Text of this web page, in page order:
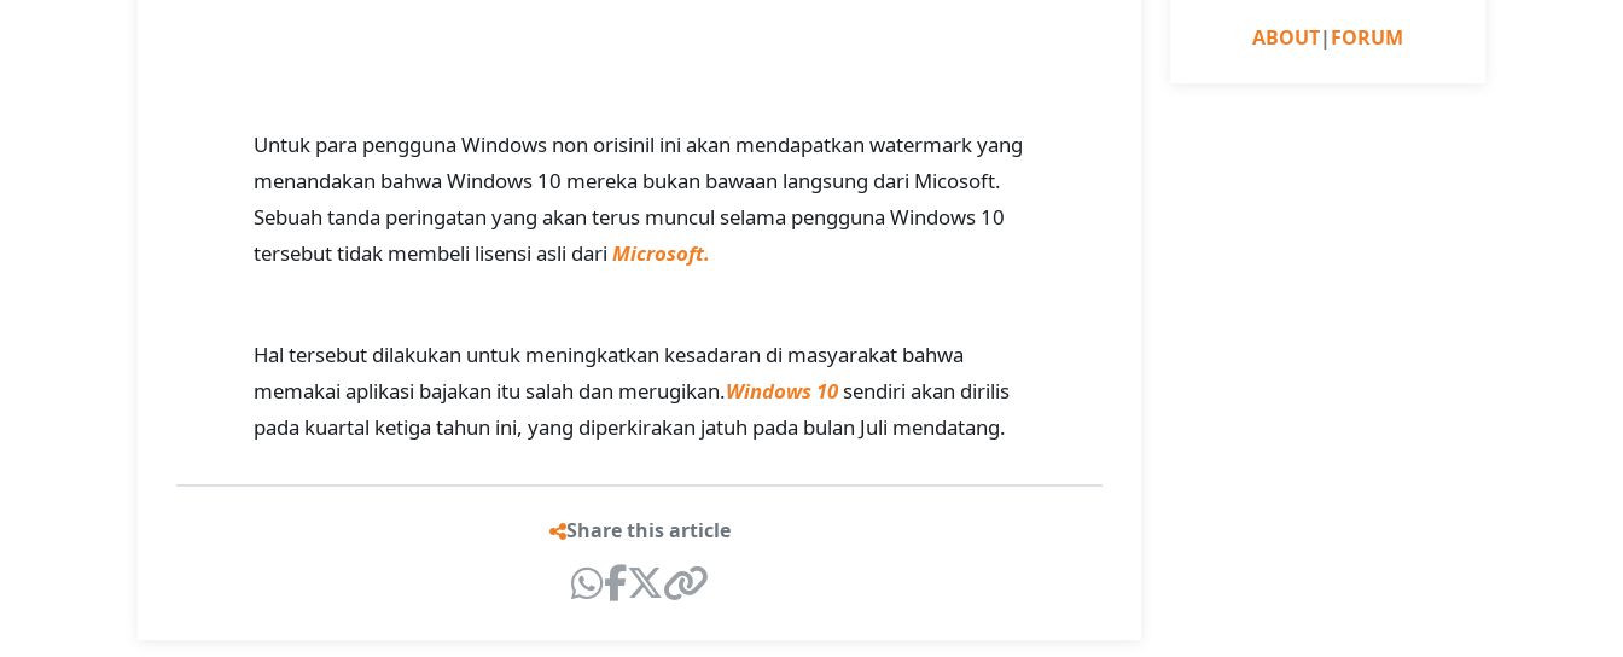
Untuk para pengguna Windows non orisinil ini akan mendapatkan watermark yang
menandakan bahwa Windows 10 mereka bukan bawaan langsung dari Micosoft.
Sebuah tanda peringatan yang akan terus muncul selama pengguna Windows 10
tersebut tidak membeli lisensi asli dari Microsoft.
Hal tersebut dilakukan untuk meningkatkan kesadaran di masyarakat bahwa
memakai aplikasi bajakan itu salah dan merugikan.Windows 10sendiri akan dirilis
pada kuartal ketiga tahun ini, yang diperkirakan jatuh pada bulan Juli mendatang.
Share this article
ABOUT|FORUM